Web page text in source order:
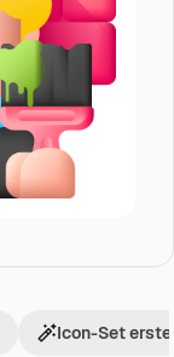
Icon-Set